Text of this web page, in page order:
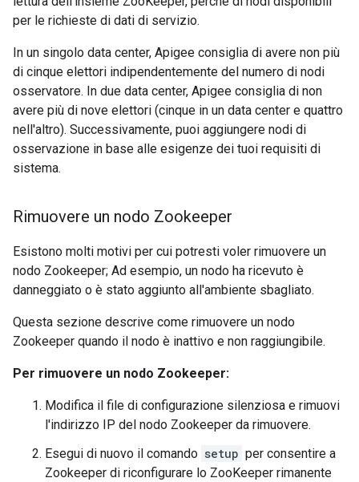
per le richieste di dati di servizio.
In un singolo data center, Apigee consiglia di avere non più
di cinque elettori indipendentemente del numero di nodi
osservatore. In due data center, Apigee consiglia di non
avere più di nove elettori (cinque in un data center e quattro
nell'altro). Successivamente, puoi aggiungere nodi di
osservazione in base alle esigenze dei tuoi requisiti di
sistema.
Rimuovere un nodo Zookeeper
Esistono molti motivi per cui potresti voler rimuovere un
nodo Zookeeper; Ad esempio, un nodo ha ricevuto è
danneggiato o è stato aggiunto all'ambiente sbagliato.
Questa sezione descrive come rimuovere un nodo
Zookeeper quando il nodo è inattivo e non raggiungibile.
Per rimuovere un nodo Zookeeper:
Modifica il file di configurazione silenziosa e rimuovi
l'indirizzo IP del nodo Zookeeper da rimuovere.
Esegui di nuovo il comando setup per consentire a
Zookeeper di riconfigurare lo ZooKeeper rimanente